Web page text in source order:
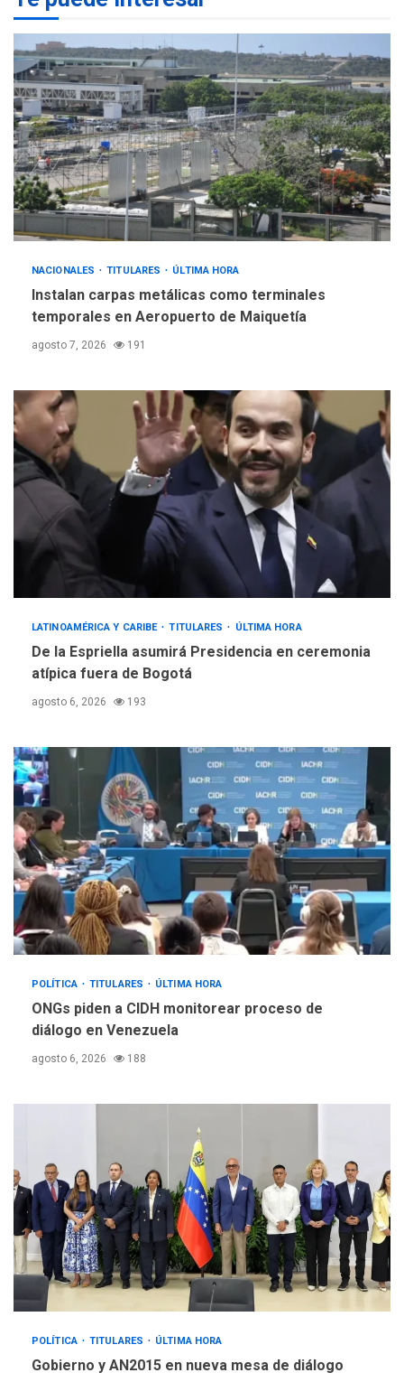
4
TITULARES
ÚLTIMA HORA
Gobierno y AN2015 en
nueva mesa de diálogo
INTERNACIONALES ÚLTIMA HORA
Hiroshima 81 años de la
debacle atómica. Japón
debate principios no
nucleares
NACIONALES TITULARES ÚLTIMA HORA
Instalan carpas metálicas como terminales
temporales en Aeropuerto de Maiquetía
agosto 7, 2026 191
LATINOAMÉRICA Y CARIBE TITULARES ÚLTIMA HORA
De la Espriella asumirá Presidencia en ceremonia
atípica fuera de Bogotá
agosto 6, 2026 193
POLÍTICA TITULARES ÚLTIMA HORA
ONGs piden a CIDH monitorear proceso de
diálogo en Venezuela
agosto 6, 2026 188
POLÍTICA TITULARES ÚLTIMA HORA
Gobierno y AN2015 en nueva mesa de diálogo